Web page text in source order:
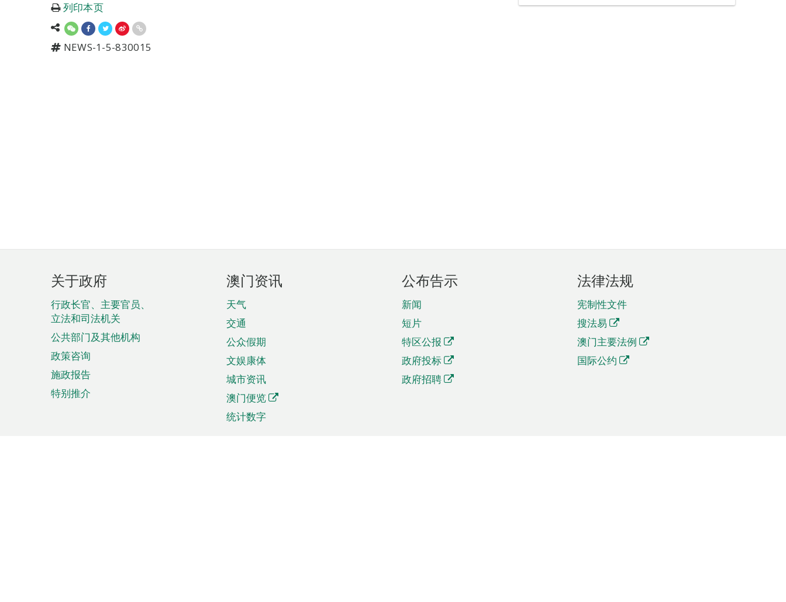
列印本页
NEWS-1-5-830015
页
脚
菜
单
关于政府
行政长官、主要官员、
立法和司法机关
公共部门及其他机构
政策咨询
施政报告
特别推介
澳门资讯
天气
交通
公众假期
文娱康体
城市资讯
澳门便览
统计数字
公布告示
新闻
短片
特区公报
政府投标
政府招聘
法律法规
宪制性文件
搜法易
澳门主要法例
国际公约